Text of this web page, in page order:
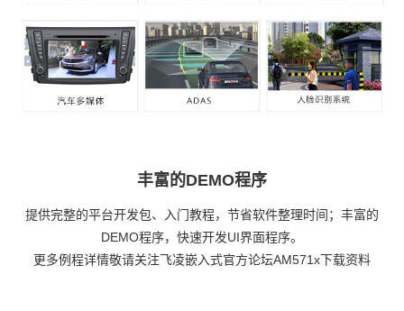
丰富的DEMO程序
提供完整的平台开发包、入门教程，节省软件整理时间；丰富的
DEMO程序，快速开发UI界面程序。
更多例程详情敬请关注飞凌嵌入式官方论坛AM571x下载资料